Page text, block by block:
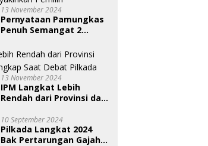
13 November 2024
Pernyataan Pamungkas
Penuh Semangat 2
Pemilih
13 November 2024
IPM Langkat Lebih
Rendah dari Provinsi dan
Debat Pilkada
10 September 2024
Pilkada Langkat 2024
Bak Pertarungan Gajah